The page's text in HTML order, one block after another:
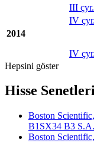
III
IV
2014
IV
Hepsini göster
Hisse
Boston
B1SX34 B3
Boston